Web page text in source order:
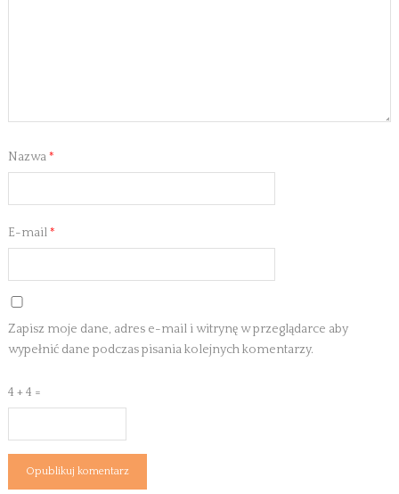
Nazwa*
E-mail*
Zapisz moje dane, adres e-mail i witrynę w przeglądarce aby
wypełnić dane podczas pisania kolejnych komentarzy.
4 + 4 =